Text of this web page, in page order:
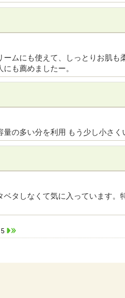
ームにも使えて、しっとりお肌
も薦めましたー。
の多い分を利用 もう少し小さ
ベタしなくて気に入っています
5